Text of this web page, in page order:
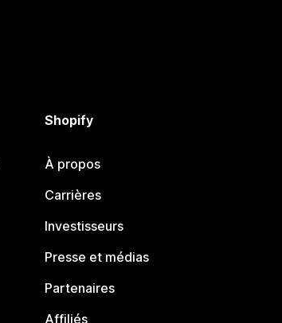
Shopify
À propos
Carrières
Investisseurs
Presse et médias
Partenaires
Affiliés